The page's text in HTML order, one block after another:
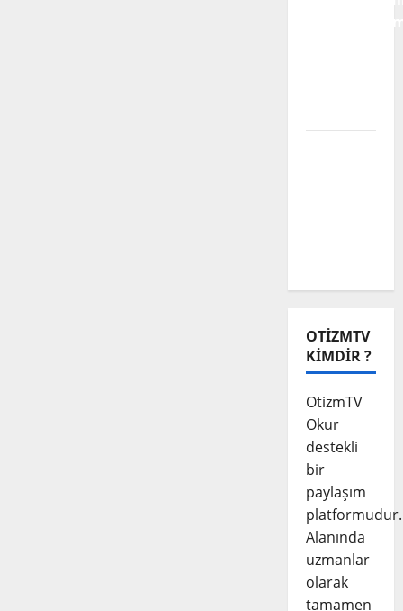
OTIZMTV
KIMDIR ?
OtizmTV
Okur
destekli
bir
paylaşım
platformudur.
Alanında
uzmanlar
olarak
tamamen